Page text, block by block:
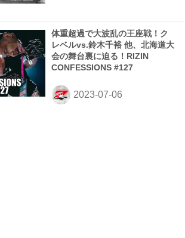
体重超過で大波乱の王座戦！ク
レベルvs.鈴木千裕 他、北海道大
会の舞台裏に迫る！RIZIN
CONFESSIONS #127